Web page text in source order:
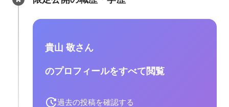
貴山 敬さん
のプロフィールをすべて閲覧
過去の投稿を確認する